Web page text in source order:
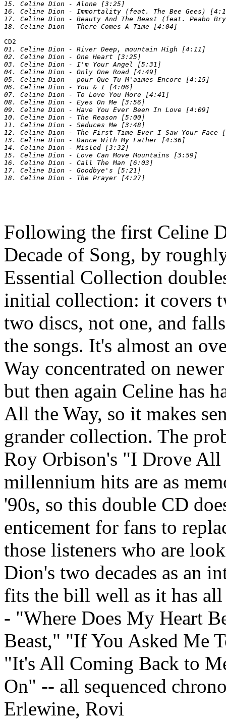
15. Celine Dion - Alone [3:25]
16. Celine Dion - Immortality (feat. The Bee Gees)
17. Celine Dion - Beauty And The Beast (feat. Peabo
CD2
01. Celine Dion - River Deep, mountain High [4:11]
02. Celine Dion - One Heart [3:25]
03. Celine Dion - I'm Your Angel [5:31]
04. Celine Dion - Only One Road [4:49]
05. Celine Dion - pour Que Tu M'aimes Encore [4:15]
06. Celine Dion - You & I [4:06]
07. Celine Dion - To Love You More [4:41]
08. Celine Dion - Eyes On Me [3:56]
09. Celine Dion - Have You Ever Been In Love [4:09]
10. Celine Dion - The Reason [5:00]
11. Celine Dion - Seduces Me [3:48]
12. Celine Dion - The First Time Ever I Saw Your Face
13. Celine Dion - Dance With My Father [4:36]
14. Celine Dion - Misled [3:32]
15. Celine Dion - Love Can Move Mountains [3:59]
16. Celine Dion - Call The Man [6:03]
17. Celine Dion - Goodbye's [5:21]
Following the first Celine
Decade of Song, by
Essential Collection
initial collection: it covers
two discs, not one, and
the songs. It's almost an
Way concentrated on
but then again Celine has
All the Way, so it makes
grander collection. The
Roy Orbison's "I Drove
millennium hits are as
'90s, so this double CD
enticement for fans to
those listeners who are
Dion's two decades as an
fits the bill well as it has
- "Where Does My Heart
Beast," "If You Asked Me
"It's All Coming Back to
On" -- all sequenced
Erlewine, Rovi